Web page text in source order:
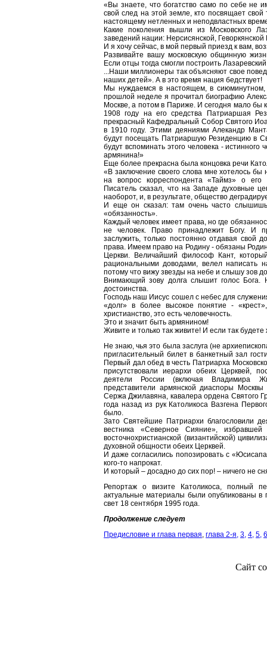
«Вы знаете, что богатство само по себе не
свой след на этой земле, кто посвящает
настоящему нетленных и неподвластных
Какие поколения вышли из Московского
заведений нации: Нерсисянской,
И я хочу сейчас, в мой первый приезд к вам,
Развивайте вашу московскую общинную
Если отцы тогда смогли построить
...Наши миллионеры так объясняют свое
наших детей». А в это время нация бедствует!
Мы нуждаемся в настоящем, в
прошлой неделе я прочитал биографию
Москве, а потом в Париже. И сегодня мало бы
1908 году на его средства Патриаршая
прекрасный Кафедральный Собор Святого
в 1910 году. Этими деяниями Алекандр
будут посещать Патриаршую Резиденцию в
будут вспоминать этого человека - истинного
армянина!»
Еще более прекрасна была концовка речи
«В заключение своего слова мне хотелось
на вопрос корреспондента «Таймз» о его
Писатель сказал, что на Западе духовные
наоборот, и, в результате, общество
И еще он сказал: там очень часто
«обязанность».
Каждый человек имеет права, но где
не человек. Право принадлежит Богу. И
заслужить, только постоянно отдавая свой
права. Имеем право на Родину - обязаны
Церкви. Величайший философ Кант,
рациональными доводами, велел написать
потому что вижу звезды на небе и слышу зов
Внимающий зову долга слышит голос
достоинства.
Господь наш Иисус сошел с небес для
«долг» в более высокое понятие -
христианство, это есть человечность.
Это и значит быть армянином!
Живите и только так живите! И если так
Не знаю, чья это была заслуга (не
пригласительный билет в банкетный зал
Первый дал обед в честь Патриарха
присутствовали иерархи обеих Церквей,
деятели России (включая Владимира
представители армянской диаспоры
Сержа Джилавяна, кавалера ордена Святого
года назад из рук Католикоса Вазгена
было.
Зато Святейшие Патриархи благословили
вестника «Северное Сияние»,
восточнохристианской (византийской)
духовной общности обеих Церквей.
И даже согласились попозировать с
кого-то напрокат.
И который – досадно до сих пор! – ничего не
Репортаж о визите Католикоса, полный
актуальные материалы были опубликованы
свет 18 сентября 1995 года.
Продолжение следует
Предисловие и глава первая, глава 2-я, 3, 4, 5,
Сайт